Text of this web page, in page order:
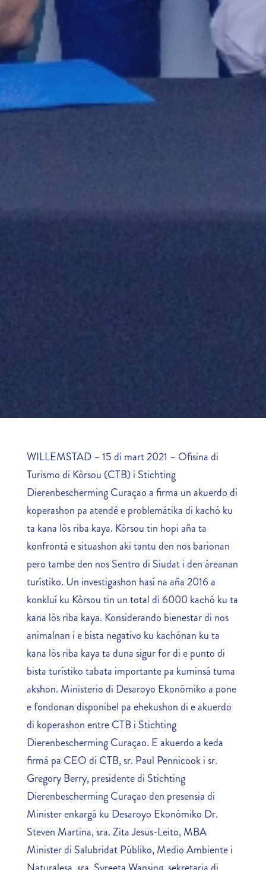
WILLEMSTAD – 15 di mart 2021 – Ofisina di
Turismo di Kòrsou (CTB) i Stichting
Dierenbescherming Curaçao a firma un akuerdo di
koperashon pa atendé e problemátika di kachó ku
ta kana lòs riba kaya. Kòrsou tin hopi aña ta
konfrontá e situashon aki tantu den nos barionan
pero tambe den nos Sentro di Siudat i den áreanan
turístiko. Un investigashon hasí na aña 2016 a
konkluí ku Kòrsou tin un total di 6000 kachó ku ta
kana lòs riba kaya. Konsiderando bienestar di nos
animalnan i e bista negativo ku kachónan ku ta
kana lòs riba kaya ta duna sigur for di e punto di
bista turístiko tabata importante pa kuminsá tuma
akshon. Ministerio di Desaroyo Ekonómiko a pone
e fondonan disponibel pa ehekushon di e akuerdo
di koperashon entre CTB i Stichting
Dierenbescherming Curaçao. E akuerdo a keda
firmá pa CEO di CTB, sr. Paul Pennicook i sr.
Gregory Berry, presidente di Stichting
Dierenbescherming Curaçao den presensia di
Minister enkargá ku Desaroyo Ekonómiko Dr.
Steven Martina, sra. Zita Jesus-Leito, MBA
Minister di Salubridat Públiko, Medio Ambiente i